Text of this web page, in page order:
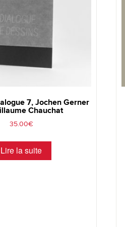
7, Jochen Gerner
Chauchat
35.00€
Lire la suite